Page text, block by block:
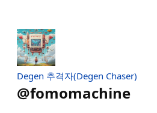
Degen 추격자(Degen Chaser)
@fomomachine